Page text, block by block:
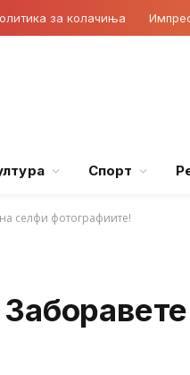
за колачиња
Спорт
селфи фотографиите!